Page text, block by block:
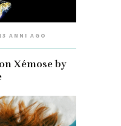
ANNI AGO
Xémose by